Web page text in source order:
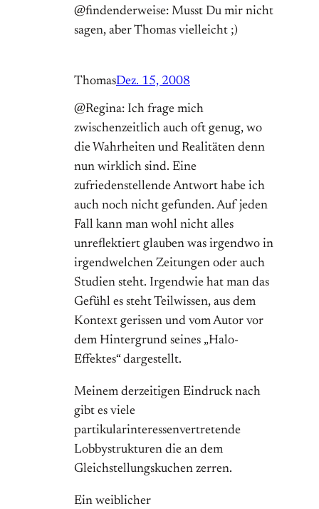
@findenderweise: Musst Du mir nicht
sagen, aber Thomas vielleicht ;)
ThomasDez. 15, 2008
@Regina: Ich frage mich
zwischenzeitlich auch oft genug, wo
die Wahrheiten und Realitäten denn
nun wirklich sind. Eine
zufriedenstellende Antwort habe ich
auch noch nicht gefunden. Auf jeden
Fall kann man wohl nicht alles
unreflektiert glauben was irgendwo in
irgendwelchen Zeitungen oder auch
Studien steht. Irgendwie hat man das
Gefühl es steht Teilwissen, aus dem
Kontext gerissen und vom Autor vor
dem Hintergrund seines „Halo-
Effektes“ dargestellt.
Meinem derzeitigen Eindruck nach
gibt es viele
partikularinteressenvertretende
Lobbystrukturen die an dem
Gleichstellungskuchen zerren.
Ein weiblicher